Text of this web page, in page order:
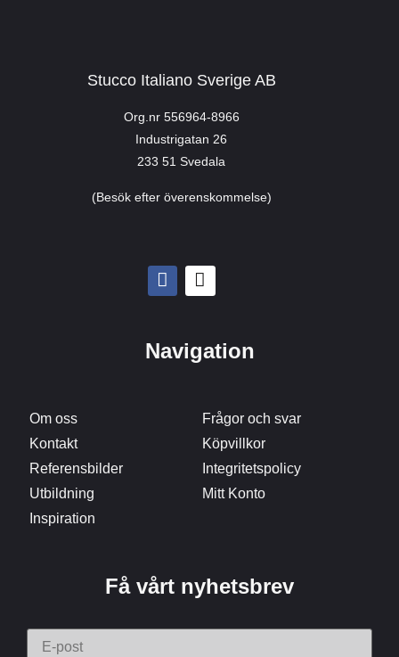
Stucco Italiano Sverige AB
Org.nr 556964-8966
Industrigatan 26
233 51 Svedala
(Besök efter överenskommelse)
Navigation
Om oss
Kontakt
Referensbilder
Utbildning
Inspiration
Frågor och svar
Köpvillkor
Integritetspolicy
Mitt Konto
Få vårt nyhetsbrev